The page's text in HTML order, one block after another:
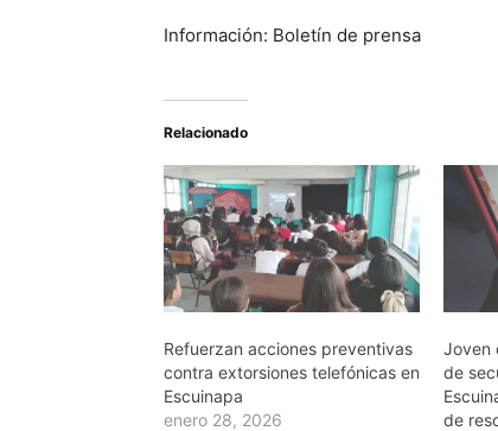
Información: Boletín de prensa
Relacionado
Refuerzan acciones preventivas
contra extorsiones telefónicas en
Escuinapa
enero 28, 2026
Joven
de
de